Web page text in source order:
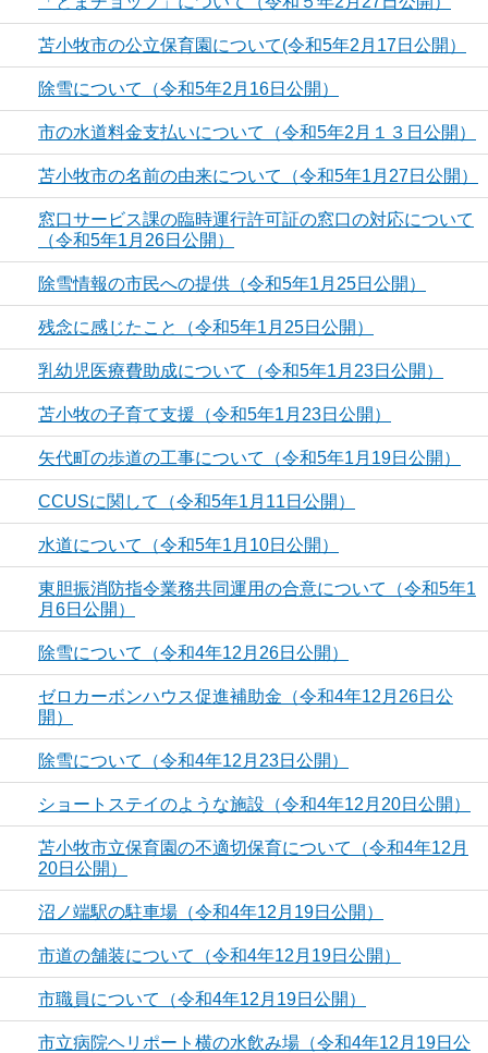
苫小牧市の公立保育園について(令和5年2月17日公開）
除雪について（令和5年2月16日公開）
市の水道料金支払いについて（令和5年2月１３日公開）
苫小牧市の名前の由来について（令和5年1月27日公開）
窓口サービス課の臨時運行許可証の窓口の対応について
（令和5年1月26日公開）
除雪情報の市民への提供（令和5年1月25日公開）
残念に感じたこと（令和5年1月25日公開）
乳幼児医療費助成について（令和5年1月23日公開）
苫小牧の子育て支援（令和5年1月23日公開）
矢代町の歩道の工事について（令和5年1月19日公開）
CCUSに関して（令和5年1月11日公開）
水道について（令和5年1月10日公開）
東胆振消防指令業務共同運用の合意について（令和5年1
月6日公開）
除雪について（令和4年12月26日公開）
ゼロカーボンハウス促進補助金（令和4年12月26日公
開）
除雪について（令和4年12月23日公開）
ショートステイのような施設（令和4年12月20日公開）
苫小牧市立保育園の不適切保育について（令和4年12月
20日公開）
沼ノ端駅の駐車場（令和4年12月19日公開）
市道の舗装について（令和4年12月19日公開）
市職員について（令和4年12月19日公開）
市立病院ヘリポート横の水飲み場（令和4年12月19日公